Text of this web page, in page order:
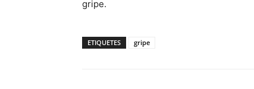
gripe.
ETIQUETES gripe